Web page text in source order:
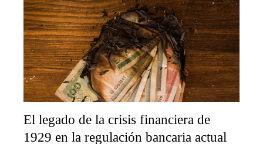
El legado de la crisis financiera de
1929 en la regulación bancaria actual